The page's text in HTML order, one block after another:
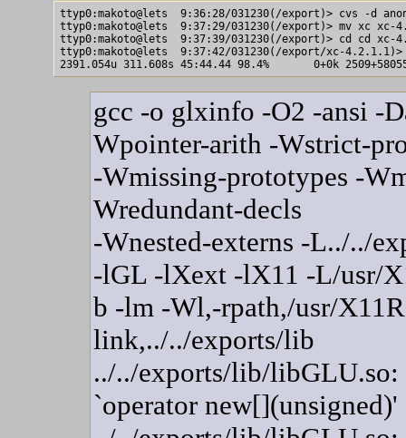
ttyp0:makoto@lets  9:36:28/031230(/export)> cvs -d
ttyp0:makoto@lets  9:37:29/031230(/export)> mv xc xc-
ttyp0:makoto@lets  9:37:39/031230(/export)> cd cd xc-
ttyp0:makoto@lets  9:37:42/031230(/export/xc-4.2.1.1)>
gcc -o glxinfo -O2 -ansi -
Wpointer-arith -Wstrict-
-Wmissing-prototypes -
Wredundant-decls
-Wnested-externs -L../../
-lGL -lXext -lX11 -L/usr/
b -lm -Wl,-rpath,/usr/
link,../../exports/lib
../../exports/lib/libGLU.so:
`operator new[](unsigned)'